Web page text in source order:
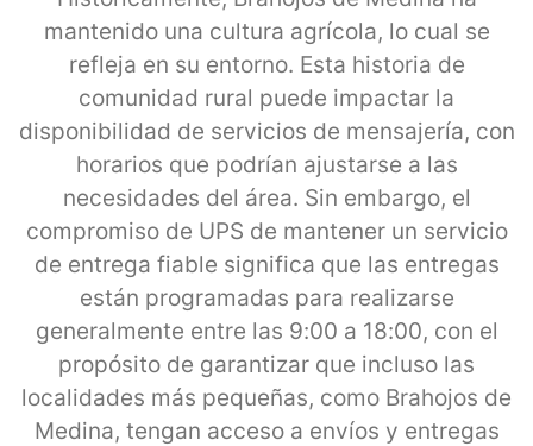
mantenido una cultura agrícola, lo cual se
refleja en su entorno. Esta historia de
comunidad rural puede impactar la
disponibilidad de servicios de mensajería, con
horarios que podrían ajustarse a las
necesidades del área. Sin embargo, el
compromiso de UPS de mantener un servicio
de entrega fiable significa que las entregas
están programadas para realizarse
generalmente entre las 9:00 a 18:00, con el
propósito de garantizar que incluso las
localidades más pequeñas, como Brahojos de
Medina, tengan acceso a envíos y entregas